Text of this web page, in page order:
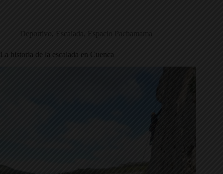
Deportivo , Escalada Espacio Pachamama
La historia de la escalada en Cuenca